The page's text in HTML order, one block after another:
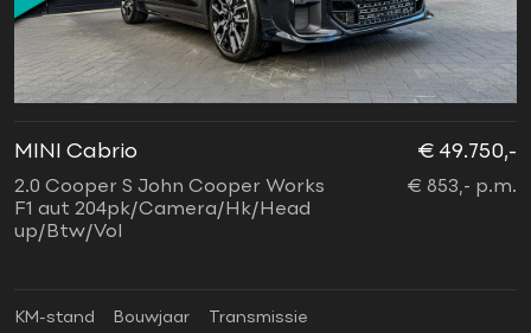
MINI Cabrio
2.0 Cooper S John Cooper Works
F1 aut 204pk/Camera/Hk/Head
up/Btw/Vol
€ 49.750,-
€ 853,- p.m.
KM-stand
Bouwjaar
Transmissie